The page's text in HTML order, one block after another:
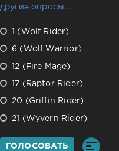
другие опросы...
1 (Wolf Rider)
6 (Wolf Warrior)
12 (Fire Mage)
17 (Raptor Rider)
20 (Griffin Rider)
21 (Wyvern Rider)
ГОЛОСОВАТЬ